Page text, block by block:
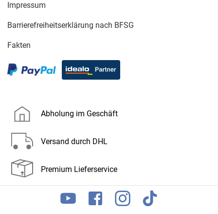
Impressum
Barrierefreiheitserklärung nach BFSG
Fakten
Abholung im Geschäft
Versand durch DHL
Premium Lieferservice